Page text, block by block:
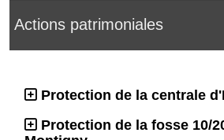
Actions patrimoniales
Protection de la centrale
Protection de la fosse 10/